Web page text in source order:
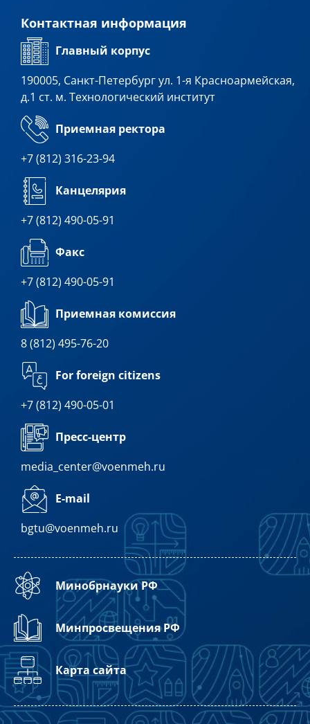
Контактная информация
Главный корпус
190005, Санкт-Петербург ул. 1-я Красноармейская,
д.1 ст. м. Технологический институт
Приемная ректора
+7 (812) 316-23-94
Канцелярия
+7 (812) 490-05-91
Факс
+7 (812) 490-05-91
Приемная комиссия
8 (812) 495-76-20
For foreign citizens
+7 (812) 490-05-01
Пресс-центр
media_center@voenmeh.ru
E-mail
bgtu@voenmeh.ru
Минобрнауки РФ
Минпросвещения РФ
Карта сайта